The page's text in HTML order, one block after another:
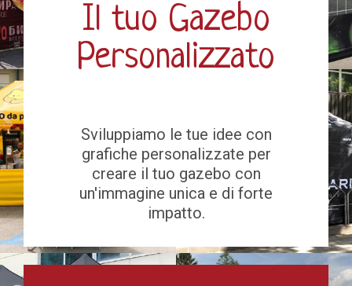
Il tuo Gazebo
Personalizzato
Sviluppiamo le tue idee con
grafiche personalizzate per
creare il tuo gazebo con
un'immagine unica e di forte
impatto.